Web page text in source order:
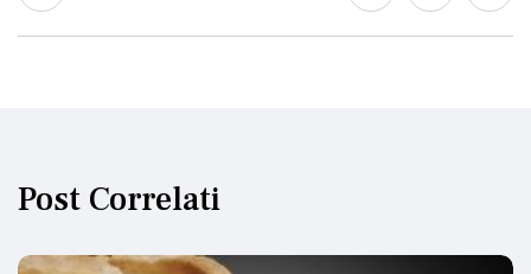
Post Correlati